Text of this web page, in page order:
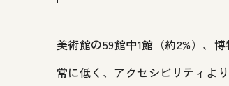
美術館の59館中1館（約2%）、
常に低く、アクセシビリティよ